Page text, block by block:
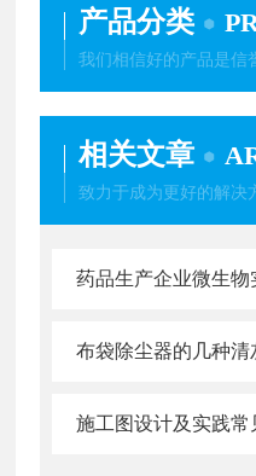
产品分类
我们相信好的产品是信
相关文章
致力于成为更好的解决
药品生产企业微生
布袋除尘器的几种清
施工图设计及实践常